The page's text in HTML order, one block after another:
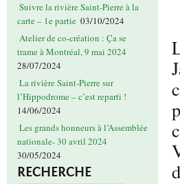
Suivre la rivière Saint-Pierre à la
carte – 1e partie 03/10/2024
Atelier de co-création : Ça se
trame à Montréal, 9 mai 2024
28/07/2024
La rivière Saint-Pierre sur
l’Hippodrome – c’est reparti !
14/06/2024
Les grands honneurs à l’Assemblée
nationale- 30 avril 2024
30/05/2024
RECHERCHE